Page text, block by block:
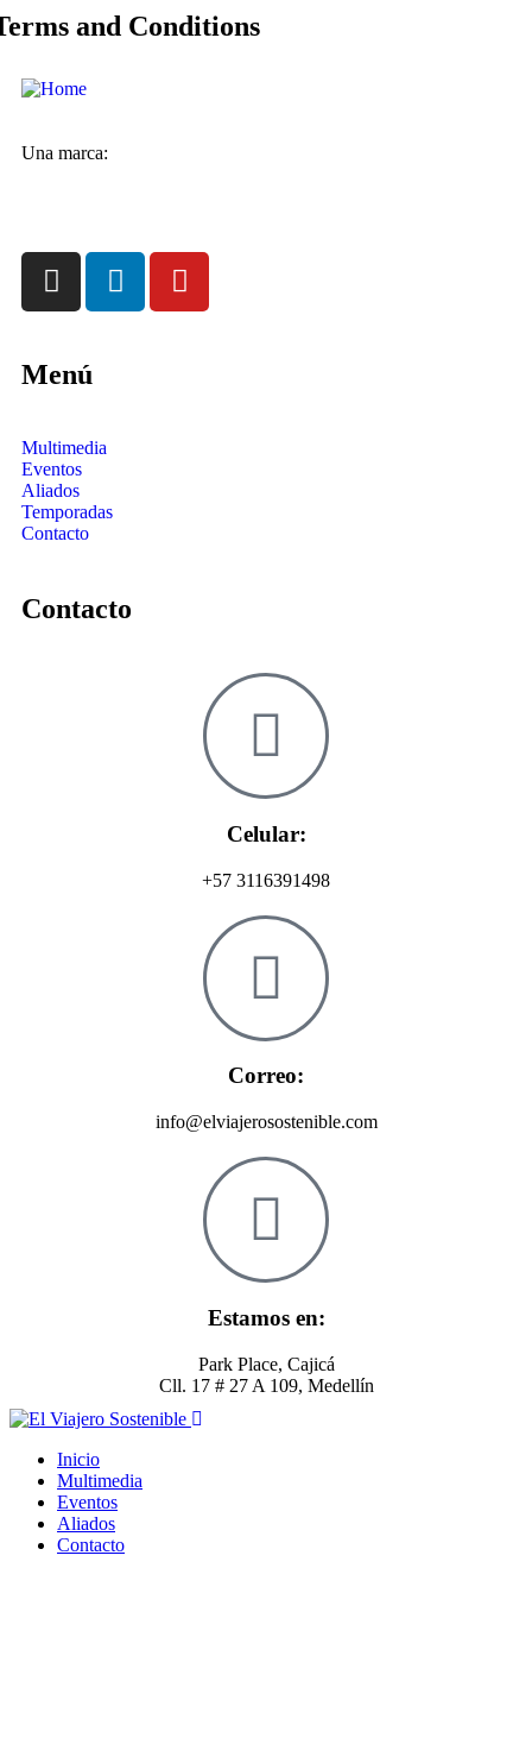
and Conditions
Una marca:
Menú
Multimedia
Eventos
Aliados
Temporadas
Contacto
Contacto
Celular:
+57 3116391498
Correo:
info@elviajerosostenible.com
Estamos en:
Park Place, Cajicá
Cll. 17 # 27 A 109, Medellín
Inicio
Multimedia
Eventos
Aliados
Contacto